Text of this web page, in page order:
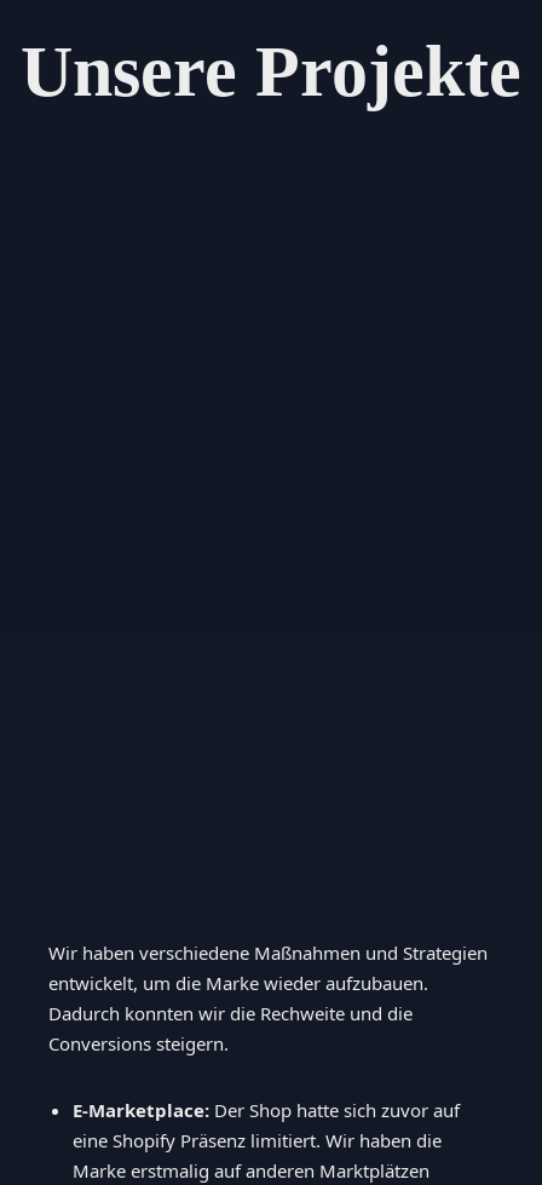
Unsere Projekte
Wir haben verschiedene Maßnahmen und Strategien
entwickelt, um die Marke wieder aufzubauen.
Dadurch konnten wir die Rechweite und die
Conversions steigern.
E-Marketplace: Der Shop hatte sich zuvor auf
eine Shopify Präsenz limitiert. Wir haben die
Marke erstmalig auf anderen Marktplätzen